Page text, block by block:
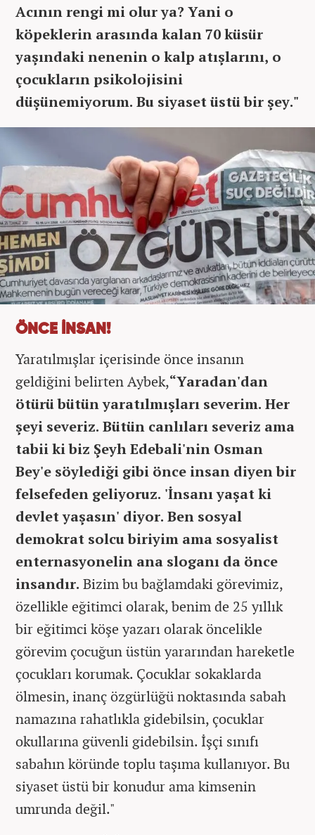
Acının rengi mi olur ya? Yani o
köpeklerin arasında kalan 70 küsür
yaşındaki nenenin o kalp atışlarını, o
çocukların psikolojisini
düşünemiyorum. Bu siyaset üstü bir şey."
ÖNCE İNSAN!
Yaratılmışlar içerisinde önce insanın
geldiğini belirten Aybek,“Yaradan'dan
ötürü bütün yaratılmışları severim. Her
şeyi severiz. Bütün canlıları severiz ama
tabii ki biz Şeyh Edebali'nin Osman
Bey'e söylediği gibi önce insan diyen bir
felsefeden geliyoruz. 'İnsanı yaşat ki
devlet yaşasın' diyor. Ben sosyal
demokrat solcu biriyim ama sosyalist
enternasyonelin ana sloganı da önce
insandır. Bizim bu bağlamdaki görevimiz,
özellikle eğitimci olarak, benim de 25 yıllık
bir eğitimci köşe yazarı olarak öncelikle
görevim çocuğun üstün yararından hareketle
çocukları korumak. Çocuklar sokaklarda
ölmesin, inanç özgürlüğü noktasında sabah
namazına rahatlıkla gidebilsin, çocuklar
okullarına güvenli gidebilsin. İşçi sınıfı
sabahın köründe toplu taşıma kullanıyor. Bu
siyaset üstü bir konudur ama kimsenin
umrunda değil."